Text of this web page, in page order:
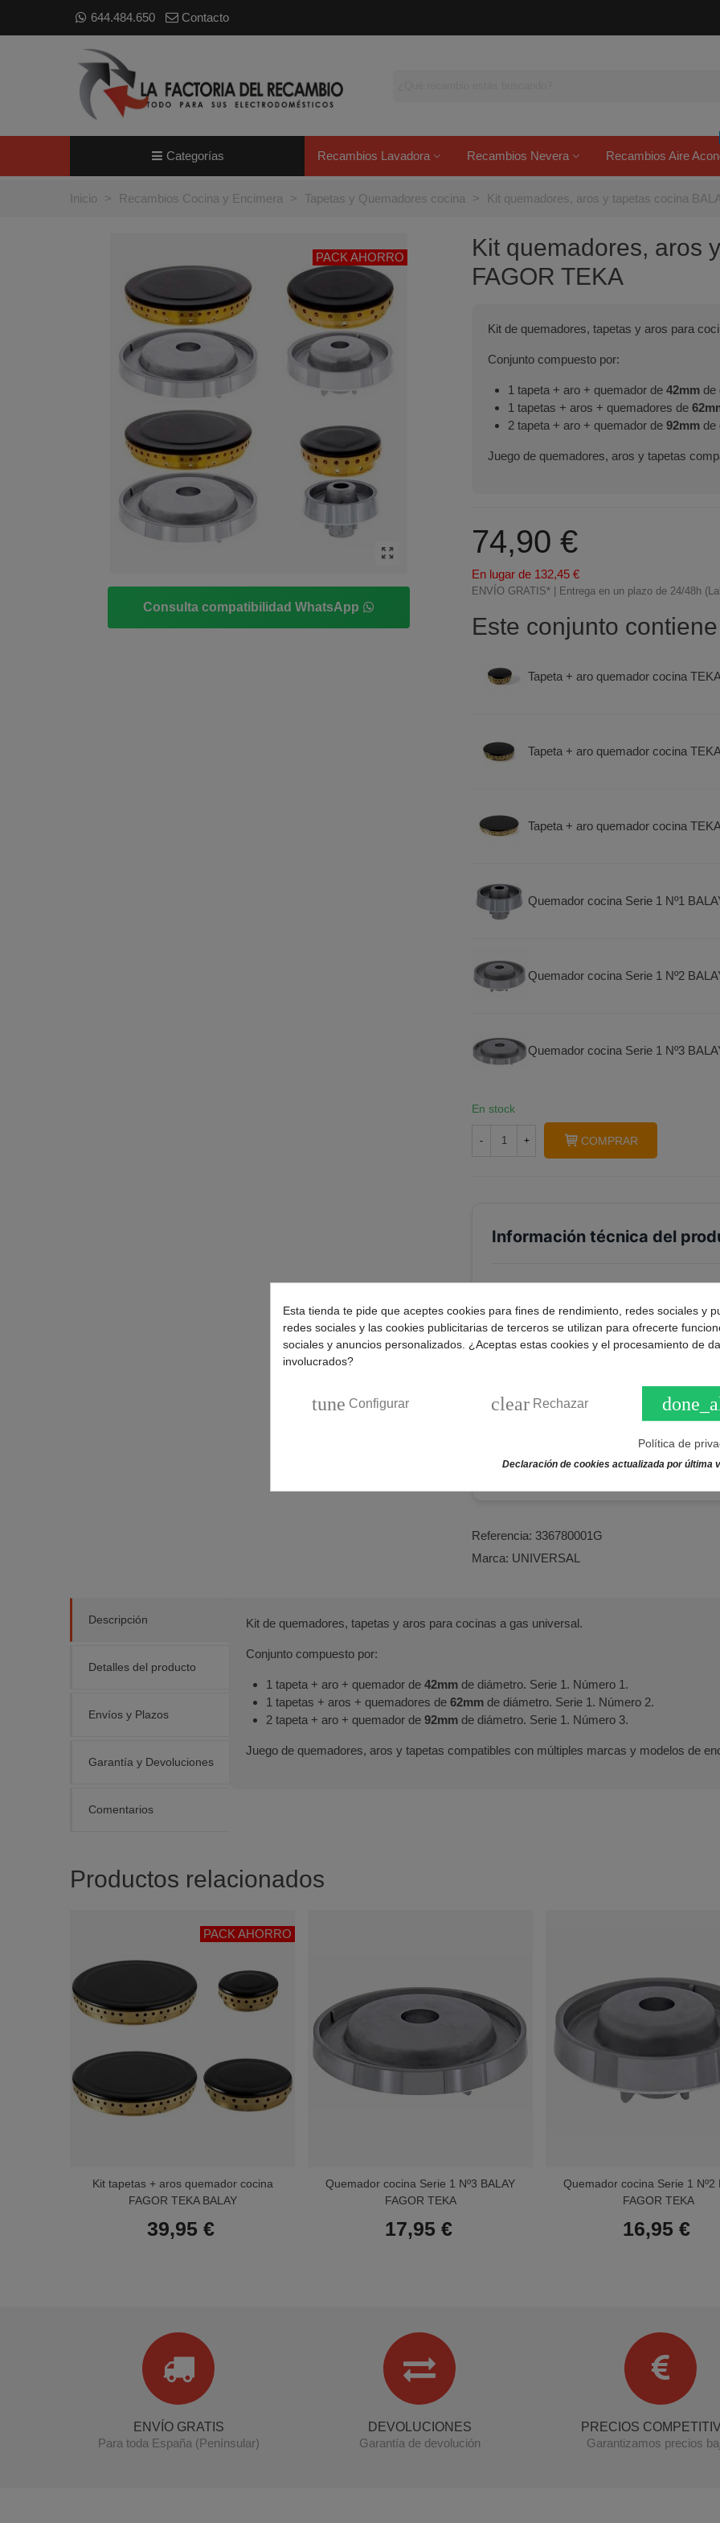
644.484.650 Contacto
Categorías Recambios Lavadora Recambios Nevera Recambios Aire
Inicio > Recambios Cocina y Encimera > Tapetas y Quemadores cocina > Kit quemadores, aros y tapetas cocina
PACK AHORRO
Consulta compatibilidad WhatsApp
Kit quemadores, aros
FAGOR TEKA
Kit de quemadores, tapetas y aros para
Conjunto compuesto por:
1 tapeta + aro + quemador de 42mm de
1 tapetas + aros + quemadores de
2 tapeta + aro + quemador de 92mm de
Juego de quemadores, aros y tapetas
74,90 €
En lugar de 132,45 €
ENVÍO GRATIS* | Entrega en un plazo de 24/48h
Este conjunto contiene
Tapeta + aro quemador cocina
Tapeta + aro quemador cocina
Tapeta + aro quemador cocina
Quemador cocina Serie 1 Nº1
Quemador cocina Serie 1 Nº2
Quemador cocina Serie 1 Nº3
En stock
- + COMPRAR
Información técnica del
? ¿Este kit incluye todos los
¿Puedo usar este kit en una
? ¿Qué medidas tienen los
Referencia: 336780001G
Marca: UNIVERSAL
Descripción
Detalles del producto
Envíos y Plazos
Garantía y Devoluciones
Comentarios
Kit de quemadores, tapetas y aros para cocinas a gas universal.
Conjunto compuesto por:
1 tapeta + aro + quemador de 42mm de diámetro. Serie 1. Número 1.
1 tapetas + aros + quemadores de 62mm de diámetro. Serie 1. Número 2.
2 tapeta + aro + quemador de 92mm de diámetro. Serie 1. Número 3.
Juego de quemadores, aros y tapetas compatibles con múltiples marcas y modelos de
Productos relacionados
PACK AHORRO
Kit tapetas + aros quemador cocina
FAGOR TEKA BALAY
39,95 €
Quemador cocina Serie 1 Nº3 BALAY
FAGOR TEKA
17,95 €
Quemador cocina Serie 1 Nº2
FAGOR TEKA
16,95 €
ENVÍO GRATIS
Para toda España (Penínsular)
DEVOLUCIONES
Garantía de devolución
PRECIOS
Garantizamos precios
Esta tienda te pide que aceptes cookies para fines de rendimiento, redes sociales y
redes sociales y las cookies publicitarias de terceros se utilizan para ofrecerte
sociales y anuncios personalizados. ¿Aceptas estas cookies y el procesamiento de
involucrados?
tune Configurar clear Rechazar
Política de
Declaración de cookies actualizada por última